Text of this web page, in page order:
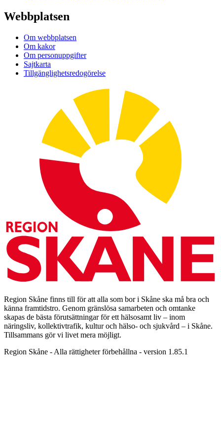
Webbplatsen
Om webbplatsen
Om kakor
Om personuppgifter
Sajtkarta
Tillgänglighetsredogörelse
Region Skåne finns till för att alla som bor i Skåne ska må bra och
känna framtidstro. Genom gränslösa samarbeten och omtanke
skapas de bästa förutsättningar för ett hälsosamt liv – inom
näringsliv, kollektivtrafik, kultur och hälso- och sjukvård – i Skåne.
Tillsammans gör vi livet mera möjligt.
Region Skåne - Alla rättigheter förbehållna - version 1.85.1